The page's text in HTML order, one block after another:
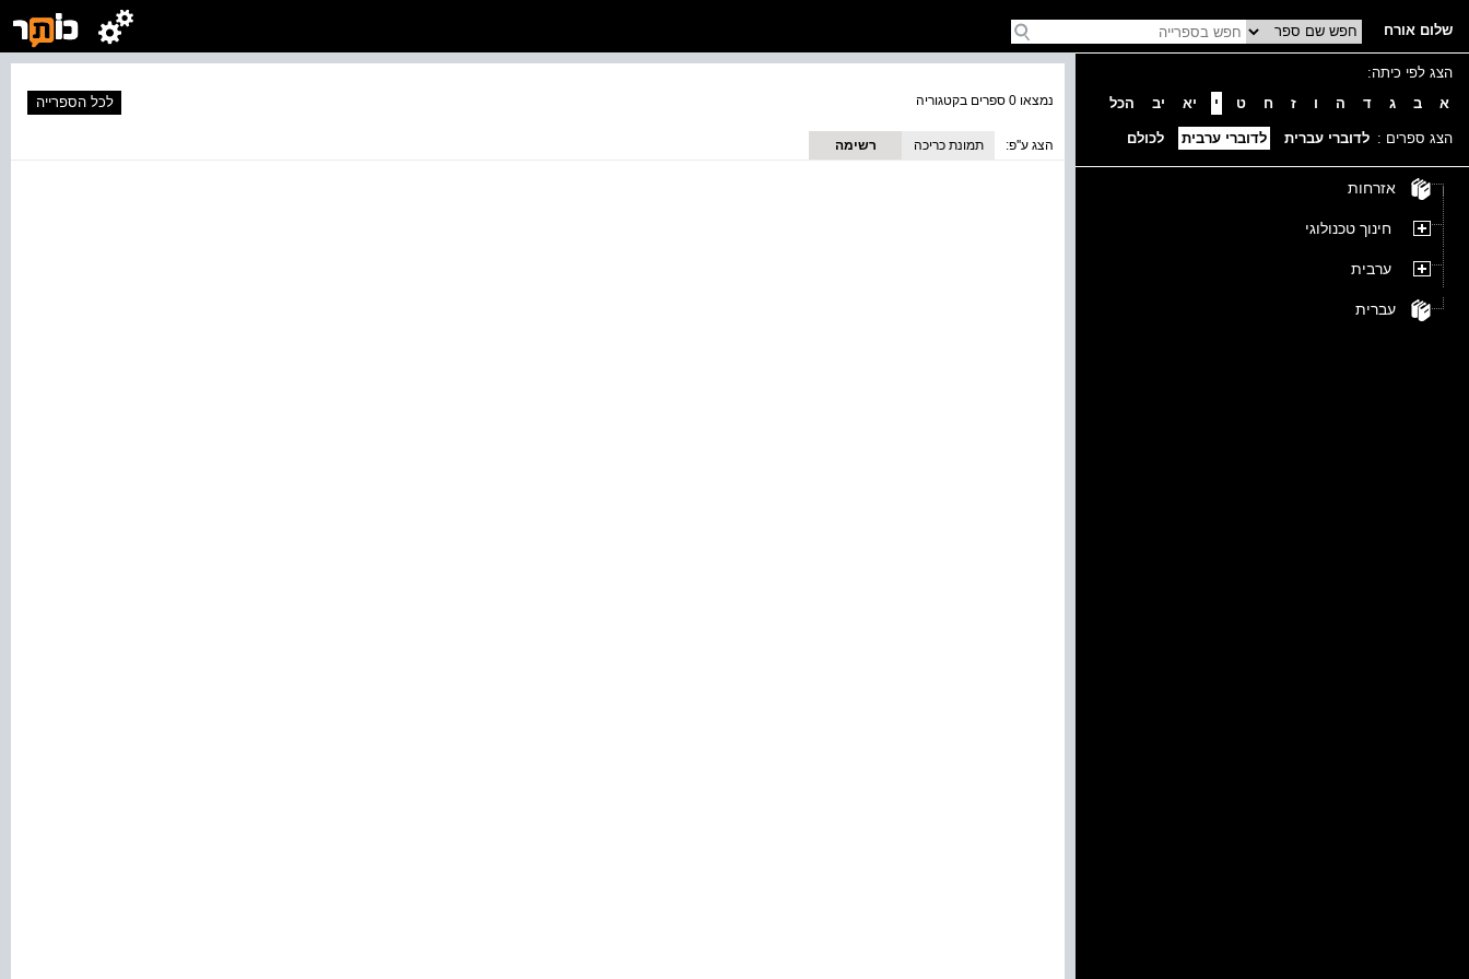
שלום אורח
הצג לפי כיתה:
א
ב ג ד ה ו ז ח ט י יא יב הכל
הצג ספרים : לדוברי עברית לדוברי ערבית לכולם
אזרחות
חינוך טכנולוגי
ערבית
עברית
נמצאו 0 ספרים בקטגוריה לכל הספרייה
הצג ע''פ: תמונת כריכה רשימה